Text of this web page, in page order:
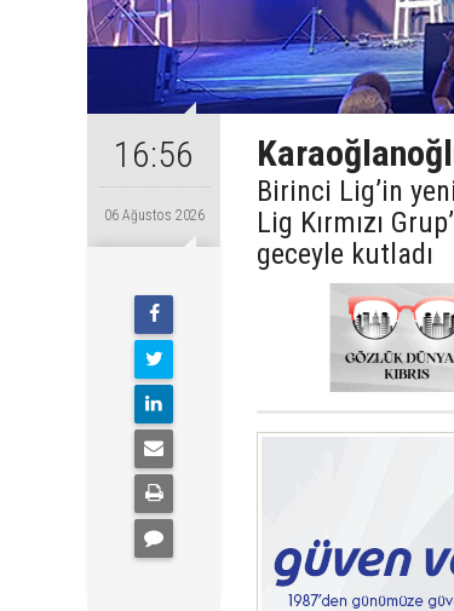
16:56
06 Ağustos 2026
Birinci Lig’in
Lig Kırmızı
geceyle kutladı